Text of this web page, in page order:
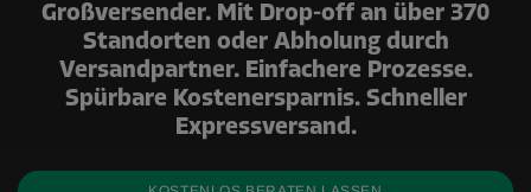
Großversender. Mit Drop-off an über 370
Standorten oder Abholung durch
Versandpartner. Einfachere Prozesse.
Spürbare Kostenersparnis. Schneller
Expressversand.